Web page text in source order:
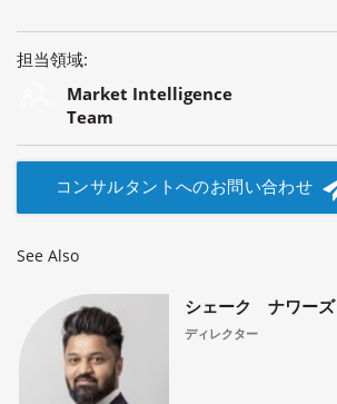
担当領域:
Market Intelligence
Team
コンサルタントへのお問い合わせ
See Also
シェーク ナワーズ
ディレクター